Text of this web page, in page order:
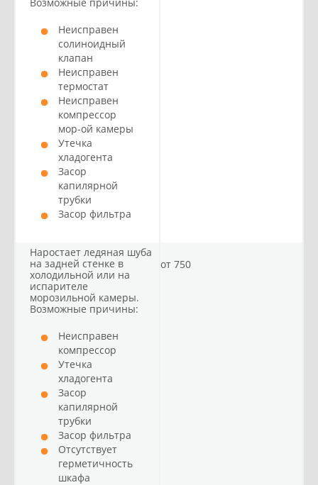
Неисправен
солиноидный
клапан
Неисправен
термостат
Неисправен
компрессор
мор-ой камеры
Утечка
хладогента
Засор
капилярной
трубки
Засор фильтра
Наростает ледяная шуба
на задней стенке в
холодильной или на
испарителе
морозильной камеры.
Возможные причины:
Неисправен
компрессор
Утечка
хладогента
Засор
капилярной
трубки
Засор фильтра
Отсутствует
герметичность
шкафа
от 750